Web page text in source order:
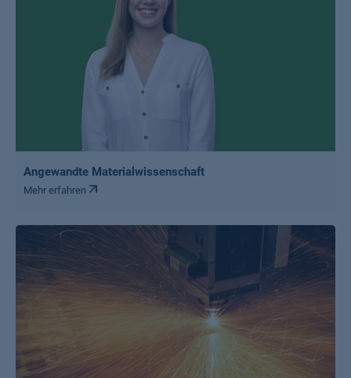
Angewandte Materialwissenschaft
Mehr erfahren